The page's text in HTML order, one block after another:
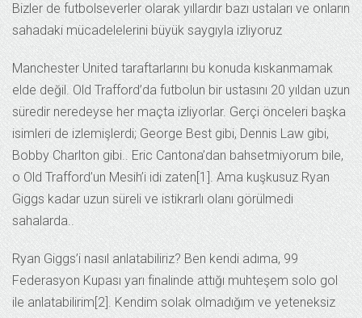
Bizler de futbolseverler olarak yıllardır bazı ustaları ve onların
sahadaki mücadelelerini büyük saygıyla izliyoruz
Manchester United taraftarlarını bu konuda kıskanmamak
elde değil. Old Trafford’da futbolun bir ustasını 20 yıldan uzun
süredir neredeyse her maçta izliyorlar. Gerçi önceleri başka
isimleri de izlemişlerdi; George Best gibi, Dennis Law gibi,
Bobby Charlton gibi.. Eric Cantona’dan bahsetmiyorum bile,
o Old Trafford’un Mesih’i idi zaten[1]. Ama kuşkusuz Ryan
Giggs kadar uzun süreli ve istikrarlı olanı görülmedi
sahalarda..
Ryan Giggs’i nasıl anlatabiliriz? Ben kendi adıma, 99
Federasyon Kupası yarı finalinde attığı muhteşem solo gol
ile anlatabilirim[2]. Kendim solak olmadığım ve yeteneksiz